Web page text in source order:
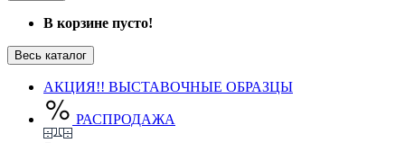
В корзине пусто!
Весь каталог
АКЦИЯ!! ВЫСТАВОЧНЫЕ ОБРАЗЦЫ
РАСПРОДАЖА